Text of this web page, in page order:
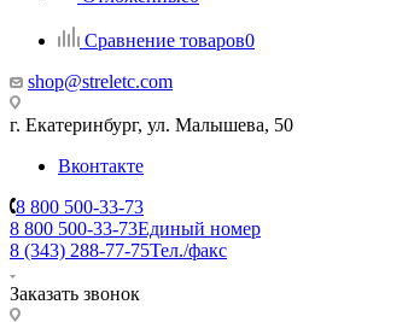
Сравнение товаров0
shop@streletc.com
г. Екатеринбург, ул. Малышева, 50
Вконтакте
8 800 500-33-73
8 800 500-33-73Единый номер
8 (343) 288-77-75Тел./факс
Заказать звонок